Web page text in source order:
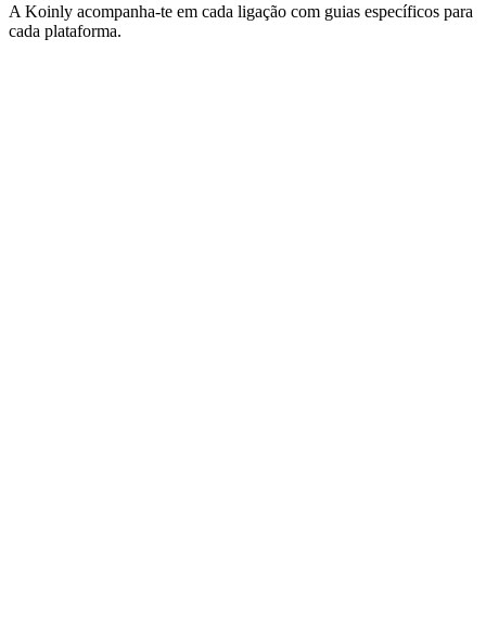
A Koinly acompanha-te em cada ligação com guias específicos para
cada plataforma.